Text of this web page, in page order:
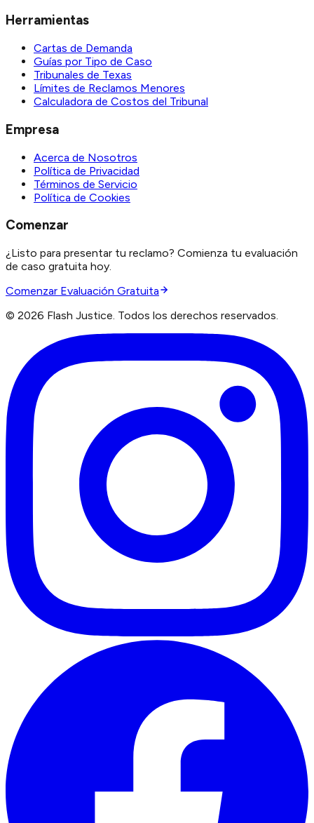
Herramientas
Cartas de Demanda
Guías por Tipo de Caso
Tribunales de Texas
Límites de Reclamos Menores
Calculadora de Costos del Tribunal
Empresa
Acerca de Nosotros
Política de Privacidad
Términos de Servicio
Política de Cookies
Comenzar
¿Listo para presentar tu reclamo? Comienza tu evaluación
de caso gratuita hoy.
Comenzar Evaluación Gratuita
© 2026 Flash Justice. Todos los derechos reservados.